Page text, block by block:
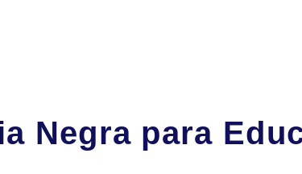
Negra para